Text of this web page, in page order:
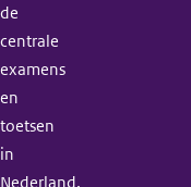
de
centrale
examens
en
toetsen
in
Nederland.